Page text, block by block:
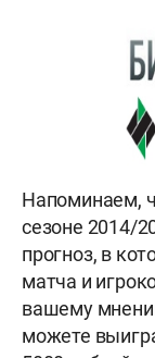
Напоминаем,
сезоне 2014/
прогноз, в
матча и
вашему
можете